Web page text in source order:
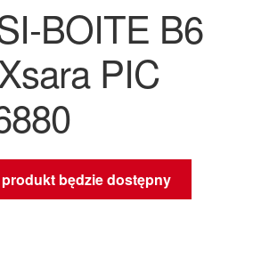
BOITE B6
PIC
będzie dostępny